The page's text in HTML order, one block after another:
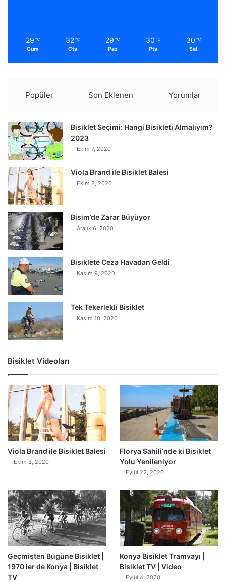
29 ℃
Cum
32 ℃
Cts
29 ℃
Paz
30 ℃
Pts
30 ℃
Sal
Popüler Son Eklenen Yorumlar
Bisiklet Seçimi: Hangi Bisikleti Almalıyım?
2023
Ekim 7, 2020
Viola Brand ile Bisiklet Balesi
Ekim 3, 2020
Bisim’de Zarar Büyüyor
Aralık 6, 2020
Bisiklete Ceza Havadan Geldi
Kasım 9, 2020
Tek Tekerlekli Bisiklet
Kasım 10, 2020
Bisiklet Videoları
Viola Brand ile Bisiklet Balesi
Ekim 3, 2020
Florya Sahili’nde ki Bisiklet
Yolu Yenileniyor
Eylül 22, 2020
Geçmişten Bugüne Bisiklet |
1970 ler de Konya | Bisiklet
TV
Konya Bisiklet Tramvayı |
Bisiklet TV | Video
Eylül 4, 2020